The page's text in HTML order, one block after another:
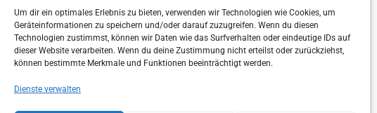
Um dir ein optimales Erlebnis zu bieten, verwenden wir Technologien wie Cookies, um
Geräteinformationen zu speichern und/oder darauf zuzugreifen. Wenn du diesen
Technologien zustimmst, können wir Daten wie das Surfverhalten oder eindeutige IDs auf
dieser Website verarbeiten. Wenn du deine Zustimmung nicht erteilst oder zurückziehst,
können bestimmte Merkmale und Funktionen beeinträchtigt werden.
Dienste verwalten
KONG
MIT
LANDESLEITUNG DER
BERGRETTUNG TIROL NACH
VERTRAUENSABSTIMMUNG